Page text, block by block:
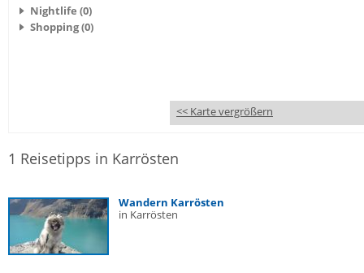
Nightlife (0)
Shopping (0)
<< Karte vergrößern
1 Reisetipps in Karrösten
Wandern Karrösten
in Karrösten